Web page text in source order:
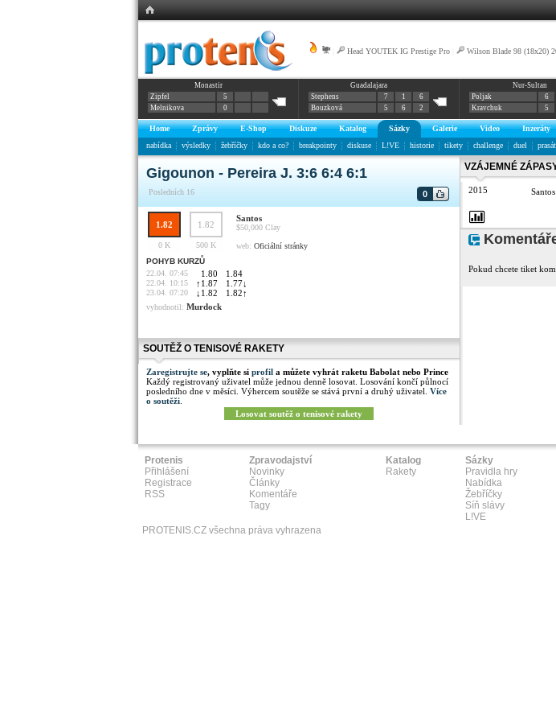
Head YOUTEK IG Prestige Pro Wilson Blade 98 (18x20)
Monastir
Zipfel
5
Melnikova
0
Guadalajara
Stephens
7 1
6
Bouzková
5 6 2
Nur-Sultan
Poljak
6
Kravchuk
5
Home Zprávy E-Shop Diskuze Katalog Sázky Galerie Video Inzeráty
nabídka
výsledky žebříčky kdo a co? breakpointy diskuse L!VE historie tikety challenge duel
Gigounon - Pereira J. 3:6 6:4 6:1
Posledních 16 0
1.82 1.82
Santos
$50,000 Clay
0 K
500 K web: Oficiální stránky
POHYB KURZŮ
22.04. 07:45
1.80 1.84
22.04. 10:15 ↑ 1.87 1.77↓
23.04. 07:20 ↓ 1.82 1.82↑
vyhodnotil: Murdock
SOUTĚŽ O TENISOVÉ RAKETY
Zaregistrujte se, vyplňte si profil a můžete vyhrát raketu Babolat nebo Prince
Každý registrovaný uživatel může jednou denně losovat. Losování končí půlnocí
posledního dne v měsíci. Výhercem soutěže se stává první a druhý uživatel. Více
o soutěži
Losovat soutěž o tenisové rakety
VZÁJEMNÉ
2015 Santos
Pokud chcete tiket
Protenis
Přihlášení
Registrace
RSS
Zpravodajství
Novinky
Články
Komentáře
Tagy
Katalog
Rakety
Sázky
Pravidla hry
Nabídka
Žebříčky
Síň slávy
L!VE
PROTENIS.CZ všechna práva vyhrazena